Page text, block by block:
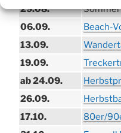
29.08.
06.09.
Beach-
13.09.
19.09.
ab 24.09.
26.09.
17.10.
80er/